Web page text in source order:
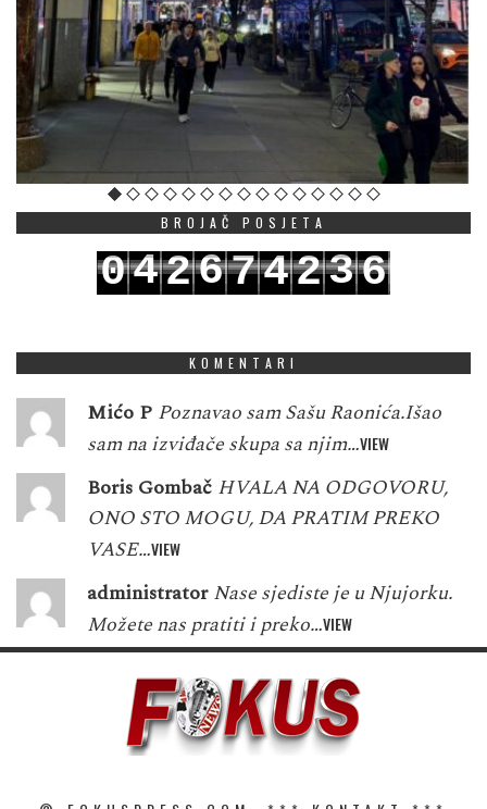
BROJAČ POSJETA
042674236
KOMENTARI
Mićo P Poznavao sam Sašu Raonića.Išao
sam na izviđače skupa sa njim…VIEW
Boris Gombač HVALA NA ODGOVORU,
ONO STO MOGU, DA PRATIM PREKO
VASE…VIEW
administrator Nase sjediste je u Njujorku.
Možete nas pratiti i preko…VIEW